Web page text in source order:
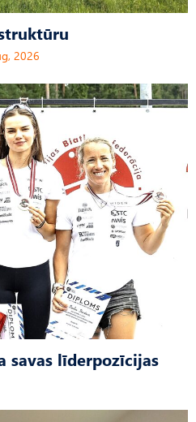
2026
savas līderpozīcijas